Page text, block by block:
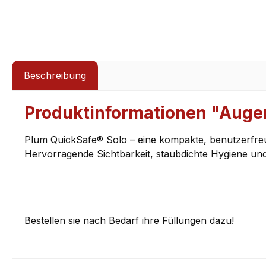
Beschreibung
Produktinformationen
Plum QuickSafe® Solo – eine kompakte,
Hervorragende Sichtbarkeit, staubdichte Hygiene
Bestellen sie nach Bedarf ihre Füllungen dazu!